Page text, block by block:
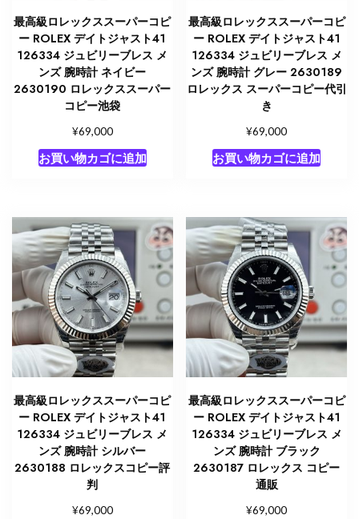
最高級ロレックススーパーコピ
ー ROLEX デイトジャスト41
126334 ジュビリーブレス メ
ンズ 腕時計 ネイビー
2630190 ロレックススーパー
コピー池袋
¥69,000
お買い物カゴに追加
最高級ロレックススーパーコピ
ー ROLEX デイトジャスト41
126334 ジュビリーブレス メ
ンズ 腕時計 グレー 2630189
ロレックス スーパーコピー代引
き
¥69,000
お買い物カゴに追加
最高級ロレックススーパーコピ
ー ROLEX デイトジャスト41
126334 ジュビリーブレス メ
ンズ 腕時計 シルバー
2630188 ロレックスコピー評
判
¥69,000
最高級ロレックススーパーコピ
ー ROLEX デイトジャスト41
126334 ジュビリーブレス メ
ンズ 腕時計 ブラック
2630187 ロレックス コピー
通販
¥69,000